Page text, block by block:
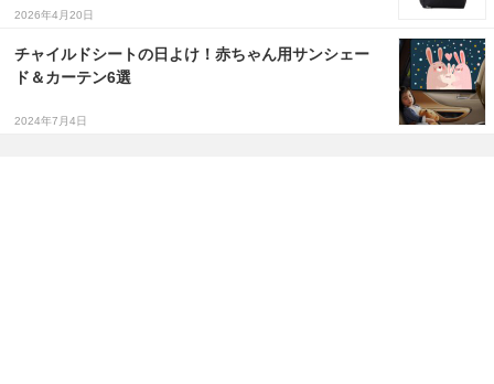
2026年4月20日
チャイルドシートの日よけ！赤ちゃん用サンシェー
ド＆カーテン6選
2024年7月4日